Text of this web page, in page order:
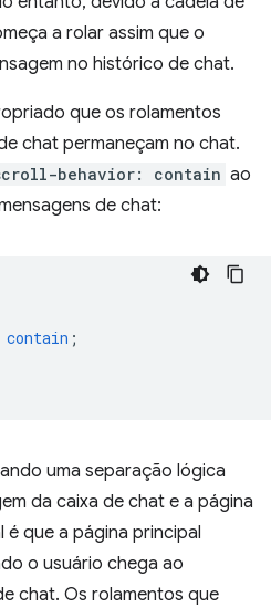
a rolar assim que o
no histórico de chat.
que os rolamentos
chat permaneçam no chat.
behavior: contain ao
de chat:
contain ;
uma separação lógica
da caixa de chat e a página
que a página principal
o usuário chega ao
chat. Os rolamentos que